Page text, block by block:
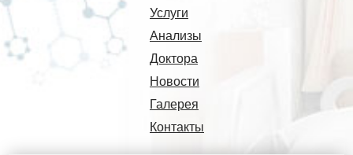
Услуги
Анализы
Доктора
Новости
Галерея
Контакты